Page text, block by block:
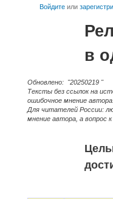
Войдитеили
в
Обновлено: "20250219 "
Тексты без ссылок на
ошибочное мнение автора.
Для читателей России:
мнение автора, а вопрос